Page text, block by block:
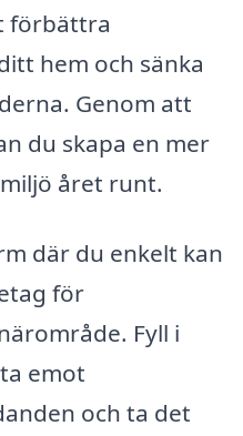
förbättra
hem och sänka
Genom att
du skapa en mer
året runt.
där du enkelt kan
för
Fyll i
emot
och ta det